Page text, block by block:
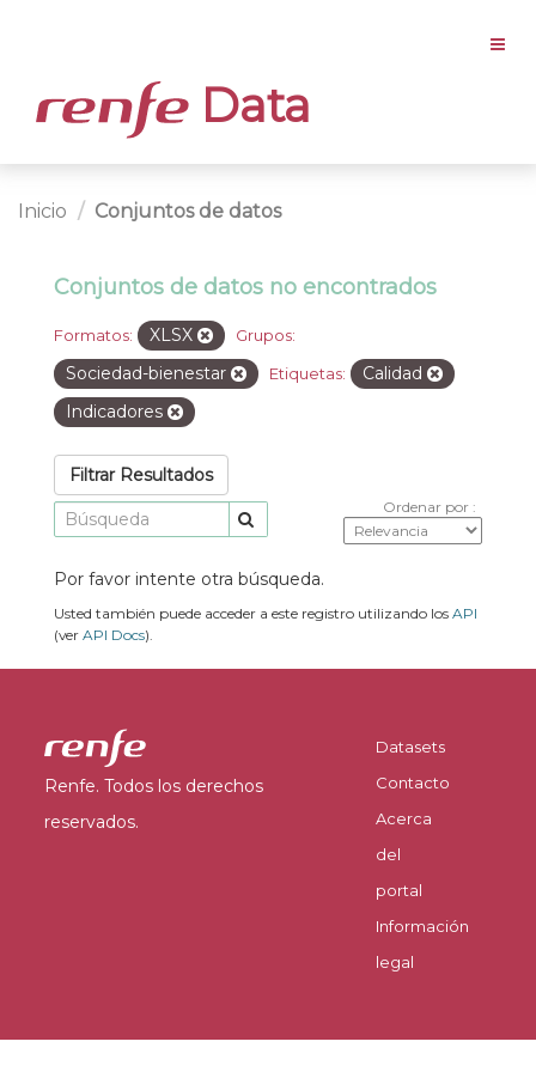
Data
Inicio Conjuntos de datos
Conjuntos de datos no encontrados
Formatos: XLSX Grupos:
Sociedad-bienestar Etiquetas:
Calidad
Indicadores
Filtrar Resultados
Ordenar por
Por favor intente otra búsqueda.
Usted también puede acceder a este registro utilizando los API
(ver API Docs).
Renfe. Todos los derechos
reservados.
Datasets
Contacto
Acerca
del
portal
Información
legal